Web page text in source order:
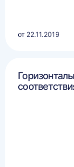
от 22.11.2019